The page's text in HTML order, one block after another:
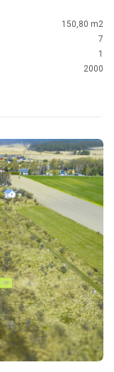
150,80 m2
7
1
2000